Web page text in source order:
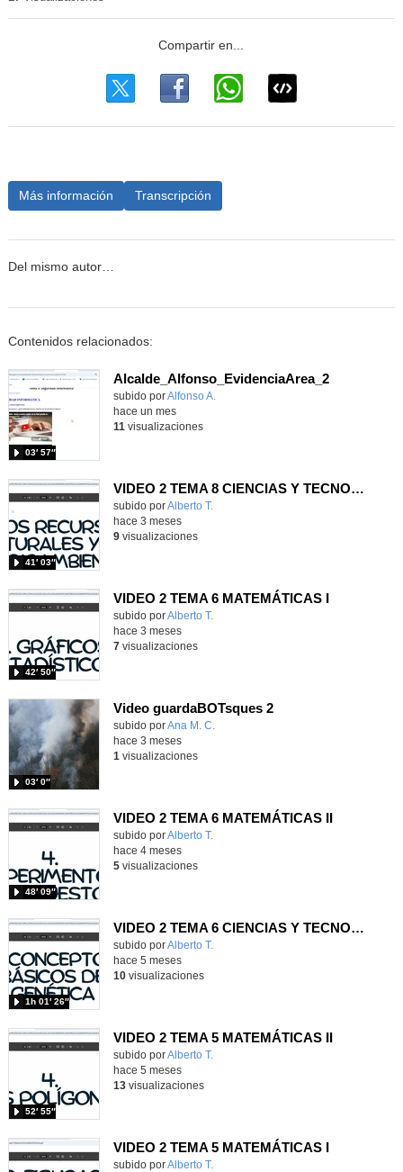
Más información Transcripción
Del mismo autor…
Contenidos relacionados:
Alcalde_Alfonso_EvidenciaArea_2
Contenido educativo.
subido porAlfonso A.
03′ 57″
hace un mes
11 visualizaciones
VIDEO 2 TEMA 8 CIENCIAS Y TECNOLOGÍA II
Contenido educativo.
subido porAlberto T.
41′ 03″
hace 3 meses
9visualizaciones
VIDEO 2 TEMA 6 MATEMÁTICAS I
Contenido educativo.
subido porAlberto T.
42′ 50″
hace 3 meses
7visualizaciones
Video guardaBOTsques 2
Contenido educativo.
subido porAna M. C.
03′ 0″
hace 3 meses
1 visualizaciones
VIDEO 2 TEMA 6 MATEMÁTICAS II
Contenido educativo.
subido porAlberto T.
48′ 09″
hace 4 meses
5visualizaciones
VIDEO 2 TEMA 6 CIENCIAS Y TECNOLOGÍA II
Contenido educativo.
subido porAlberto T.
1h 01′ 26″
hace 5 meses
10visualizaciones
VIDEO 2 TEMA 5 MATEMÁTICAS II
Contenido educativo.
subido porAlberto T.
52′ 55″
hace 5 meses
13visualizaciones
VIDEO 2 TEMA 5 MATEMÁTICAS I
Contenido educativo.
subido porAlberto T.